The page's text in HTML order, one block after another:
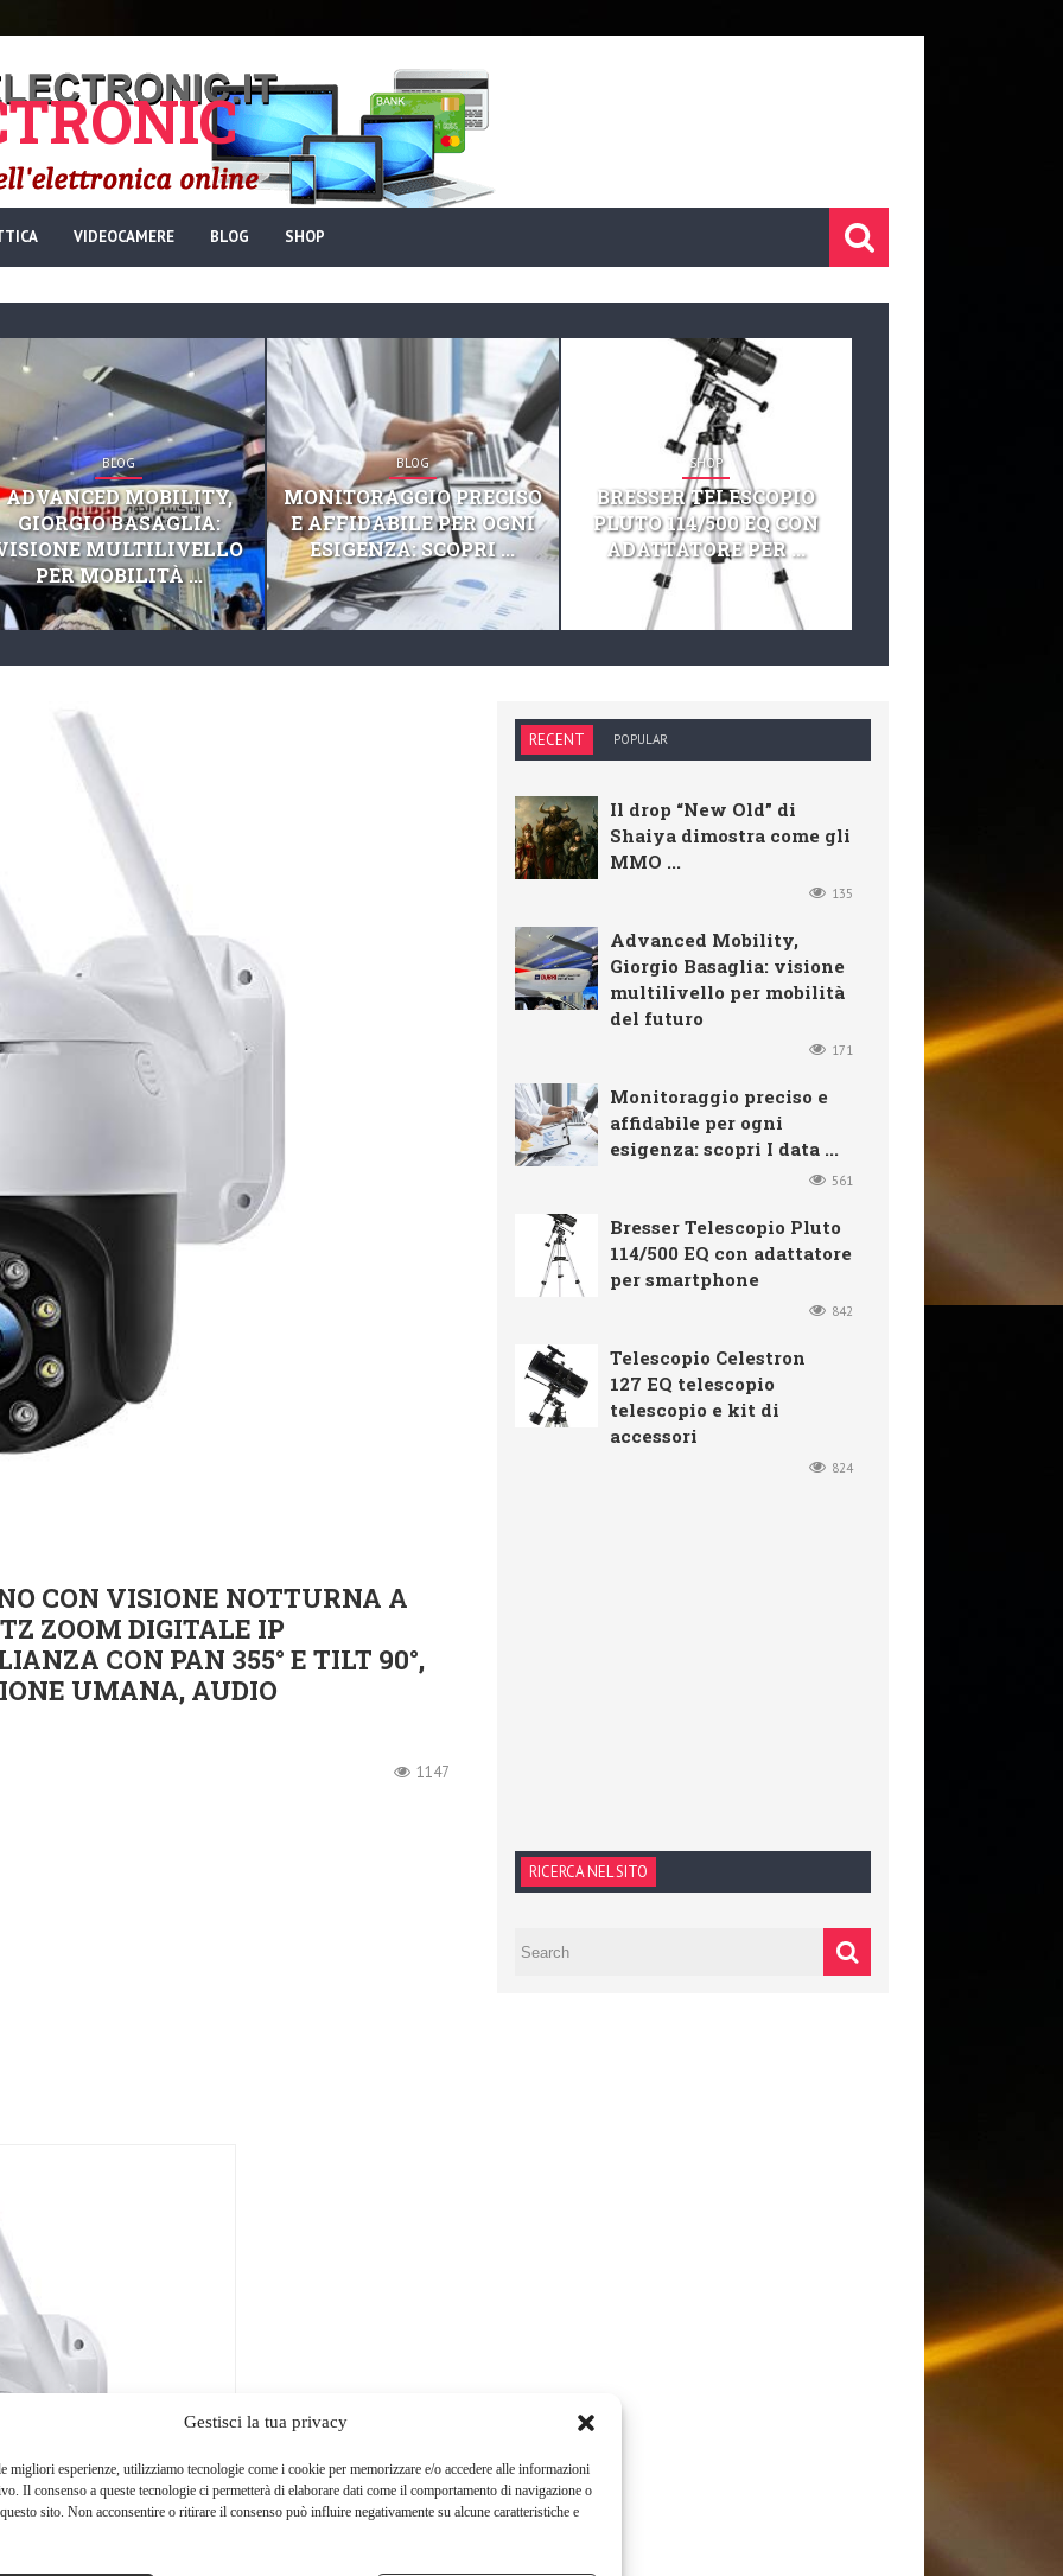
Gestisci la tua privacy
migliori esperienze, utilizziamo tecnologie come i cookie per memorizzare e/o accedere alle informazioni
Il consenso a queste tecnologie ci permetterà di elaborare dati come il comportamento di navigazione o
sito. Non acconsentire o ritirare il consenso può influire negativamente su alcune caratteristiche e
VIDEOCAMERE BLOG SHOP
BLOG
ADVANCED MOBILITY,
GIORGIO BASAGLIA:
MULTILIVELLO
PER MOBILITÀ ...
BLOG
MONITORAGGIO PRECISO
E AFFIDABILE PER OGNI
ESIGENZA: SCOPRI ...
SHOP
BRESSER TELESCOPIO
PLUTO 114/500 EQ CON
ADATTATORE PER ...
CON VISIONE NOTTURNA A
ZOOM DIGITALE IP
CON PAN 355° E TILT 90°,
UMANA, AUDIO
1147
RECENT POPULAR
Il drop “New Old” di
Shaiya dimostra come gli
MMO ...
135
Advanced Mobility,
Giorgio Basaglia: visione
multilivello per mobilità
del futuro
171
Monitoraggio preciso e
affidabile per ogni
esigenza: scopri I data ...
561
Bresser Telescopio Pluto
114/500 EQ con adattatore
per smartphone
842
Telescopio Celestron
127 EQ telescopio
telescopio e kit di
accessori
824
RICERCA NEL SITO